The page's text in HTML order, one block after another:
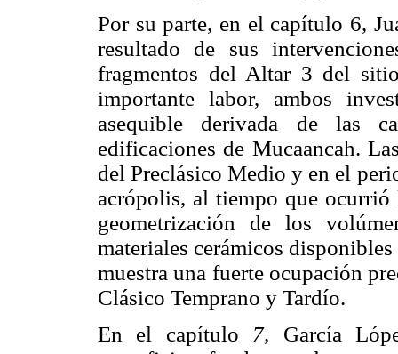
Por su parte, en el capítulo 6,
resultado de sus
fragmentos del Altar 3 del
importante labor, ambos
asequible derivada de las
edificaciones de Mucaancah.
del Preclásico Medio y en el
acrópolis, al tiempo que
geometrización de los
materiales cerámicos
muestra una fuerte ocupación
Clásico Temprano y Tardío.
En el capítulo 7, García